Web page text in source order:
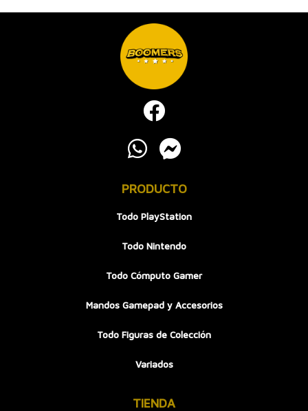
PRODUCTO
Todo PlayStation
Todo Nintendo
Todo Cómputo Gamer
Mandos Gamepad y Accesorios
Todo Figuras de Colección
Variados
TIENDA